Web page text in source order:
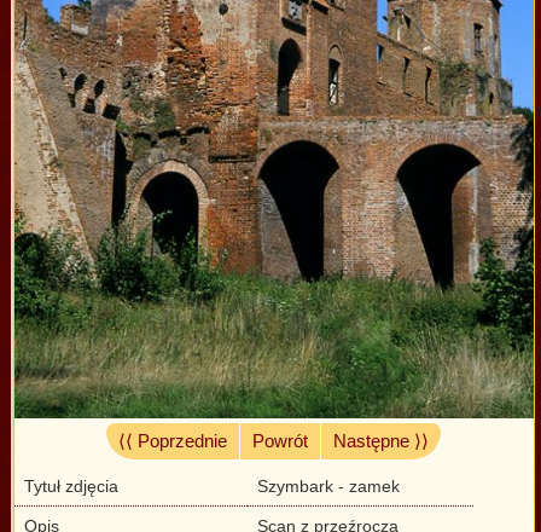
⟨⟨ Poprzednie Powrót Następne ⟩⟩
Tytuł zdjęcia Szymbark - zamek
Opis Scan z przeźrocza